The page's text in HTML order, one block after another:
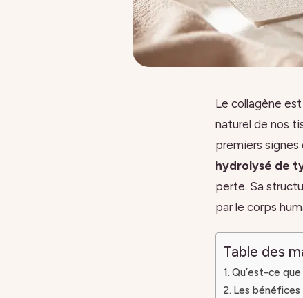
Le collagène
naturel de nos
premiers
hydrolysé de
perte. Sa
par le corps
Table des
Qu’est-ce
Les